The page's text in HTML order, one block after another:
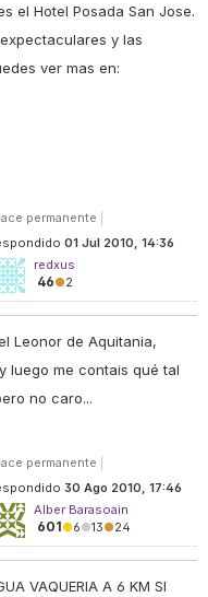
el Hotel Posada San Jose.
y las
ver mas en:
permanente
01 Jul 2010, 14:36
redxus
46●2
Leonor de Aquitania,
luego me contais qué tal
no caro...
permanente
30 Ago 2010, 17:46
Alber Barasoain
601●6●13●24
VAQUERIA A 6 KM SI